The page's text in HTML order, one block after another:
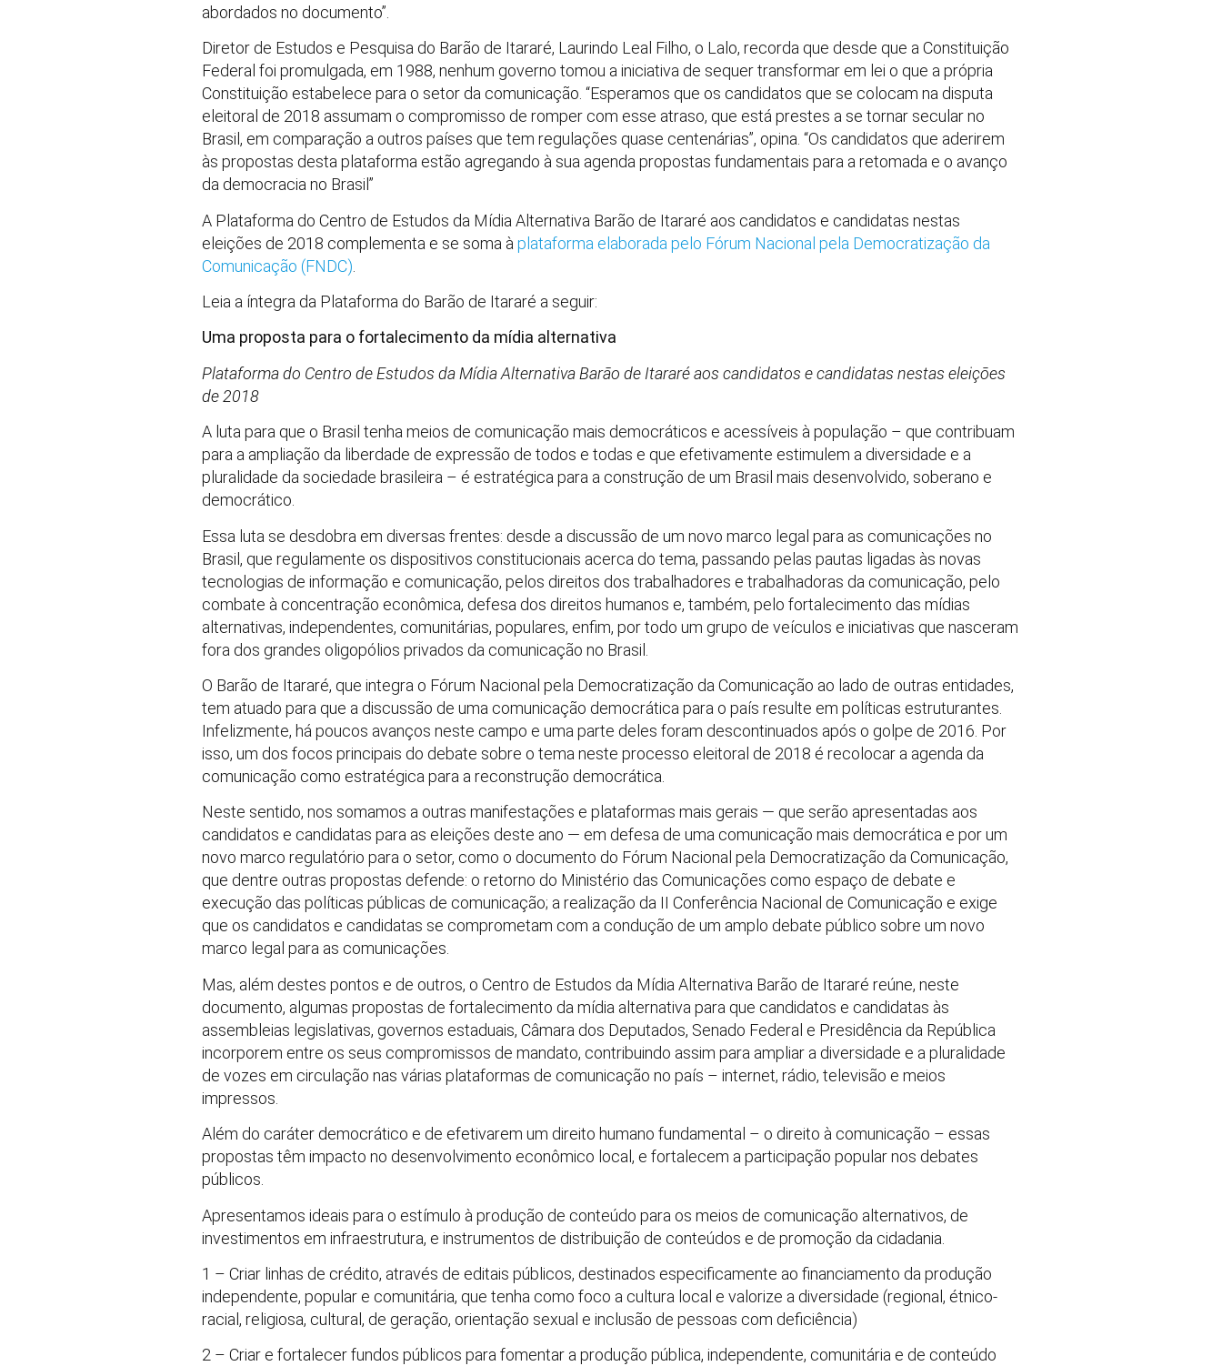
abordados no documento”.
Diretor de Estudos e Pesquisa do Barão de Itararé, Laurindo Leal Filho, o Lalo, recorda que desde que a Constituição
Federal foi promulgada, em 1988, nenhum governo tomou a iniciativa de sequer transformar em lei o que a própria
Constituição estabelece para o setor da comunicação. “Esperamos que os candidatos que se colocam na disputa
eleitoral de 2018 assumam o compromisso de romper com esse atraso, que está prestes a se tornar secular no
Brasil, em comparação a outros países que tem regulações quase centenárias”, opina. “Os candidatos que aderirem
às propostas desta plataforma estão agregando à sua agenda propostas fundamentais para a retomada e o avanço
da democracia no Brasil”
A Plataforma do Centro de Estudos da Mídia Alternativa Barão de Itararé aos candidatos e candidatas nestas
eleições de 2018 complementa e se soma à plataforma elaborada pelo Fórum Nacional pela Democratização da
Comunicação (FNDC)
Leia a íntegra da Plataforma do Barão de Itararé a seguir:
Uma proposta para o fortalecimento da mídia alternativa
Plataforma do Centro de Estudos da Mídia Alternativa Barão de Itararé aos candidatos e candidatas nestas eleições
de 2018
A luta para que o Brasil tenha meios de comunicação mais democráticos e acessíveis à população – que contribuam
para a ampliação da liberdade de expressão de todos e todas e que efetivamente estimulem a diversidade e a
pluralidade da sociedade brasileira – é estratégica para a construção de um Brasil mais desenvolvido, soberano e
democrático.
Essa luta se desdobra em diversas frentes: desde a discussão de um novo marco legal para as comunicações no
Brasil, que regulamente os dispositivos constitucionais acerca do tema, passando pelas pautas ligadas às novas
tecnologias de informação e comunicação, pelos direitos dos trabalhadores e trabalhadoras da comunicação, pelo
combate à concentração econômica, defesa dos direitos humanos e, também, pelo fortalecimento das mídias
alternativas, independentes, comunitárias, populares, enfim, por todo um grupo de veículos e iniciativas que nasceram
fora dos grandes oligopólios privados da comunicação no Brasil.
O Barão de Itararé, que integra o Fórum Nacional pela Democratização da Comunicação ao lado de outras entidades,
tem atuado para que a discussão de uma comunicação democrática para o país resulte em políticas estruturantes.
Infelizmente, há poucos avanços neste campo e uma parte deles foram descontinuados após o golpe de 2016. Por
isso, um dos focos principais do debate sobre o tema neste processo eleitoral de 2018 é recolocar a agenda da
comunicação como estratégica para a reconstrução democrática.
Neste sentido, nos somamos a outras manifestações e plataformas mais gerais — que serão apresentadas aos
candidatos e candidatas para as eleições deste ano — em defesa de uma comunicação mais democrática e por um
novo marco regulatório para o setor, como o documento do Fórum Nacional pela Democratização da Comunicação,
que dentre outras propostas defende: o retorno do Ministério das Comunicações como espaço de debate e
execução das políticas públicas de comunicação; a realização da II Conferência Nacional de Comunicação e exige
que os candidatos e candidatas se comprometam com a condução de um amplo debate público sobre um novo
marco legal para as comunicações.
Mas, além destes pontos e de outros, o Centro de Estudos da Mídia Alternativa Barão de Itararé reúne, neste
documento, algumas propostas de fortalecimento da mídia alternativa para que candidatos e candidatas às
assembleias legislativas, governos estaduais, Câmara dos Deputados, Senado Federal e Presidência da República
incorporem entre os seus compromissos de mandato, contribuindo assim para ampliar a diversidade e a pluralidade
de vozes em circulação nas várias plataformas de comunicação no país – internet, rádio, televisão e meios
impressos.
Além do caráter democrático e de efetivarem um direito humano fundamental – o direito à comunicação – essas
propostas têm impacto no desenvolvimento econômico local, e fortalecem a participação popular nos debates
públicos.
Apresentamos ideais para o estímulo à produção de conteúdo para os meios de comunicação alternativos, de
investimentos em infraestrutura, e instrumentos de distribuição de conteúdos e de promoção da cidadania.
1 – Criar linhas de crédito, através de editais públicos, destinados especificamente ao financiamento da produção
independente, popular e comunitária, que tenha como foco a cultura local e valorize a diversidade (regional, étnico-
racial, religiosa, cultural, de geração, orientação sexual e inclusão de pessoas com deficiência)
2 – Criar e fortalecer fundos públicos para fomentar a produção pública, independente, comunitária e de conteúdo